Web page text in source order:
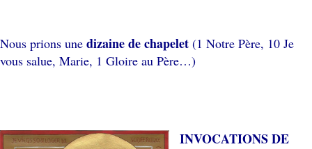
Nous prions une dizaine de chapelet (1 Notre Père, 10 Je
vous salue, Marie, 1 Gloire au Père…)
INVOCATIONS DE